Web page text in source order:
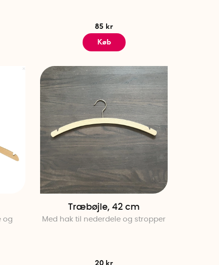
85 kr
Køb
og
Træbøjle, 42 cm
Med hak til nederdele og stropper
20 kr